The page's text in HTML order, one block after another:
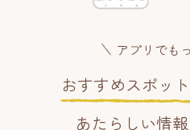
アプリでも
おすすめスポッ
あたらしい情